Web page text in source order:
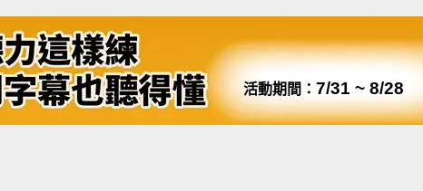
活動期間： 7/31 ~ 8/28